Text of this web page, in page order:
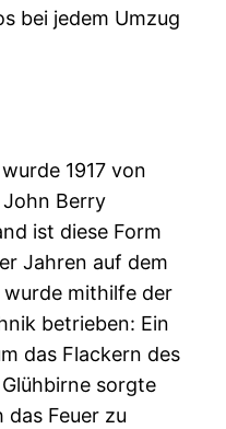
bei jedem Umzug
1917 von
Berry
ist diese Form
Jahren auf dem
mithilfe der
betrieben: Ein
das Flackern des
sorgte
Feuer zu